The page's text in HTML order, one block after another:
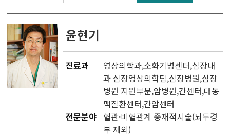
윤현기
진료과 영상의학과,소화기병센터,심장내
과 심장영상의학팀,심장병원,심장
병원 지원부문,암병원,간센터,대동
맥질환센터,간암센터
전문분야 혈관·비혈관계 중재적시술(뇌두경
부 제외)